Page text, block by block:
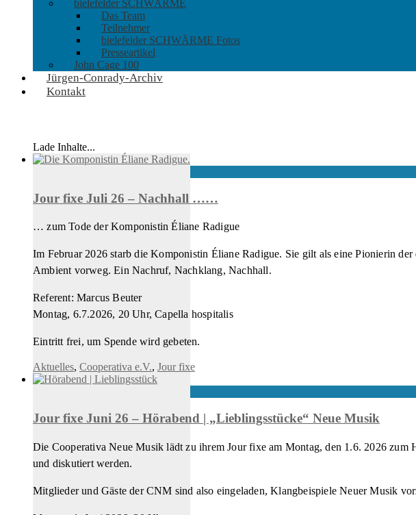
bielefelder SCHWÄRME
Das Team
Teilnehmer
bielefelder SCHWÄRME Fotos
Presseartikel
John Cage 100
Jürgen-Conrady-Archiv
Kontakt
Lade Inhalte...
Jour fixe Juli 26 – Nachhall ……
… zum Tode der Komponistin Éliane Radigue
Im Februar 2026 starb die Komponistin Éliane Radigue. Sie gilt als eine Pionierin
Ambient vorweg. Ein Nachruf, Nachklang, Nachhall.
Referent: Marcus Beuter
Montag, 6.7.2026, 20 Uhr, Capella hospitalis
Eintritt frei, um Spende wird gebeten.
Aktuelles, Cooperativa e.V., Jour fixe
Jour fixe Juni 26 – Hörabend | „Lieblingsstücke“ Neue Musik
Die Cooperativa Neue Musik lädt zu ihrem Jour fixe am Montag, den 1.6. 2026 zum
und diskutiert werden.
Mitglieder und Gäste der CNM sind also eingeladen, Klangbeispiele Neuer Musik